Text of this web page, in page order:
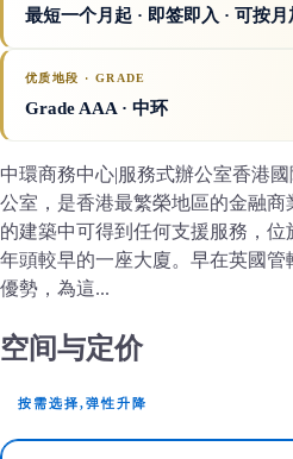
最短一个月起 · 即签即入 · 可按
优质地段 · GRADE
Grade AAA· 中环
中環商務中心|服務式辦公室香港
公室，是香港最繁榮地區的金融商
的建築中可得到任何支援服務，位
年頭較早的一座大廈。早在英國
優勢，為這...
空间与定价
按需选择,弹性升降